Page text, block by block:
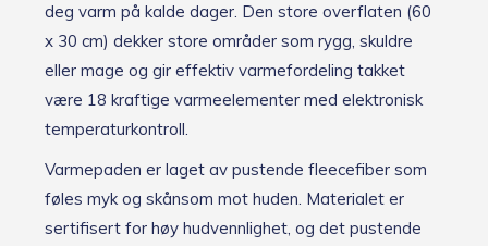
deg varm på kalde dager. Den store overflaten (60
x 30 cm) dekker store områder som rygg, skuldre
eller mage og gir effektiv varmefordeling takket
være 18 kraftige varmeelementer med elektronisk
temperaturkontroll.
Varmepaden er laget av pustende fleecefiber som
føles myk og skånsom mot huden. Materialet er
sertifisert for høy hudvennlighet, og det pustende